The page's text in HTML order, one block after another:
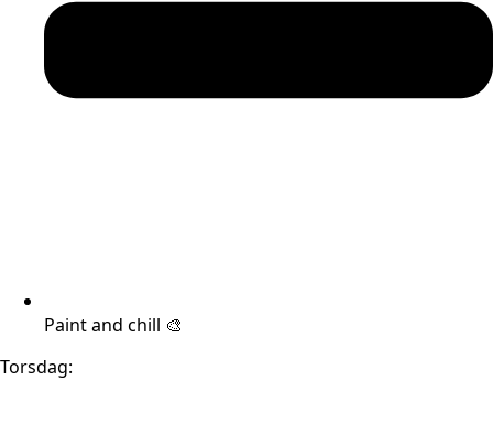
Paint and chill 🎨
Torsdag: